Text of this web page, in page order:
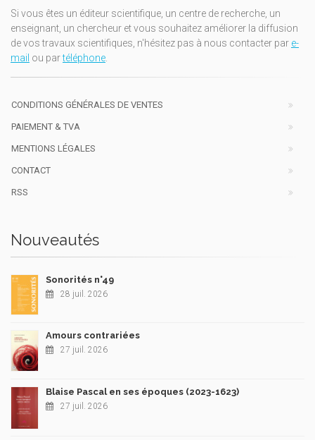
Si vous êtes un éditeur scientifique, un centre de recherche, un
enseignant, un chercheur et vous souhaitez améliorer la diffusion
de vos travaux scientifiques, n'hésitez pas à nous contacter par e-
mail ou partéléphone.
CONDITIONS GÉNÉRALES DE VENTES
PAIEMENT & TVA
MENTIONS LÉGALES
CONTACT
RSS
Nouveautés
Sonorités n°49
28 juil. 2026
Amours contrariées
27 juil. 2026
Blaise Pascal en ses époques (2023-1623)
27 juil. 2026